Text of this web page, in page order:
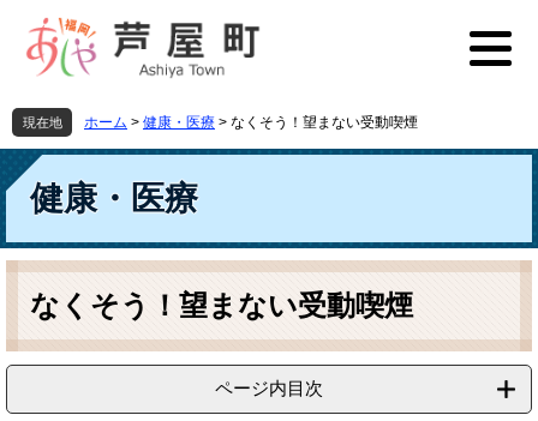
先
頭
す
を
飛
し
本
文
現在地 ホーム > 健康・医療 > なくそう！望まない受動喫煙
健康・医療
本
なくそう！望まない受動喫煙
ページ内目次